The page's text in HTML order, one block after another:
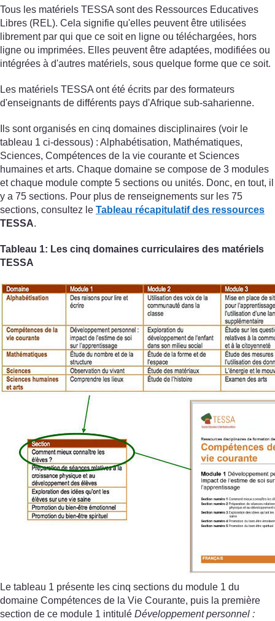
Tous les matériels TESSA sont des Ressources Educatives
Libres (REL). Cela signifie qu'elles peuvent être utilisées
librement par qui que ce soit en ligne ou téléchargées, hors
ligne ou imprimées. Elles peuvent être adaptées, modifiées ou
intégrées à d'autres matériels, sous quelque forme que ce soit.
Les matériels TESSA ont été écrits par des formateurs
d'enseignants de différents pays d'Afrique sub-saharienne.
Ils sont organisés en cinq domaines disciplinaires (voir le
tableau 1 ci-dessous) : Alphabétisation, Mathématiques,
Sciences, Compétences de la vie courante et Sciences
humaines et arts. Chaque domaine se compose de 3 modules
et chaque module compte 5 sections ou unités. Donc, en tout, il
y a 75 sections. Pour plus de renseignements sur les 75
sections, consultez le Tableau récapitulatif des ressources
TESSA.
Tableau 1: Les cinq domaines curriculaires des matériels
TESSA
Le tableau 1 présente les cinq sections du module 1 du
domaine Compétences de la Vie Courante, puis la première
section de ce module 1 intitulé Développement personnel :